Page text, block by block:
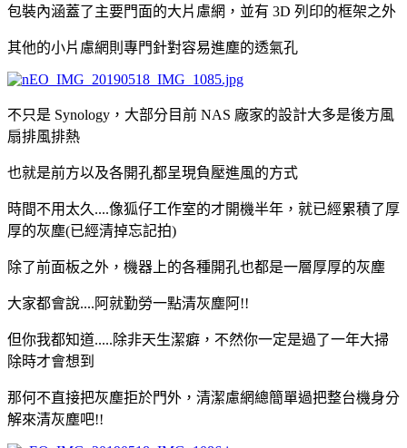
包裝內涵蓋了主要門面的大片慮網，並有 3D 列印的框架之外
其他的小片慮網則專門針對容易進塵的透氣孔
不只是 Synology，大部分目前 NAS 廠家的設計大多是後方風
扇排風排熱
也就是前方以及各開孔都呈現負壓進風的方式
時間不用太久....像狐仔工作室的才開機半年，就已經累積了厚
厚的灰塵(已經清掉忘記拍)
除了前面板之外，機器上的各種開孔也都是一層厚厚的灰塵
大家都會說....阿就勤勞一點清灰塵阿!!
但你我都知道.....除非天生潔癖，不然你一定是過了一年大掃
除時才會想到
那何不直接把灰塵拒於門外，清潔慮網總簡單過把整台機身分
解來清灰塵吧!!